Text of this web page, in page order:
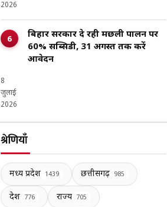
2026
बिहार सरकार दे रही मछली पालन पर
60% सब्सिडी, 31 अगस्त तक करें
आवेदन
8
जुलाई
2026
श्रेणियाँ
मध्य प्रदेश 1439 छत्तीसगढ़ 985
देश 776 राज्य 705